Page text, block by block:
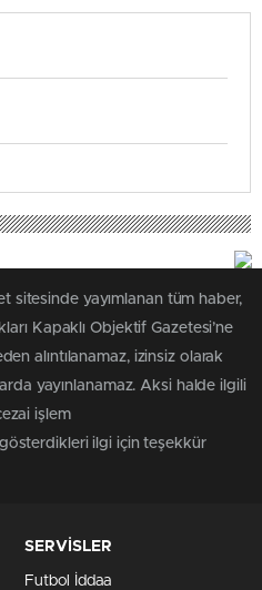
sitesinde yayımlanan tüm haber,
Kapaklı Objektif Gazetesi’ne
alıntılanamaz, izinsiz olarak
yayınlanamaz. Aksi halde ilgili
işlem
gösterdikleri ilgi için teşekkür
SERVİSLER
Futbol İddaa